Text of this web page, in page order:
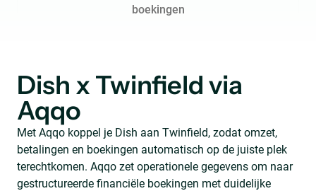
boekingen
Dish x Twinfield via
Aqqo
Met Aqqo koppel je Dish aan Twinfield, zodat omzet,
betalingen en boekingen automatisch op de juiste plek
terechtkomen. Aqqo zet operationele gegevens om naar
gestructureerde financiële boekingen met duidelijke